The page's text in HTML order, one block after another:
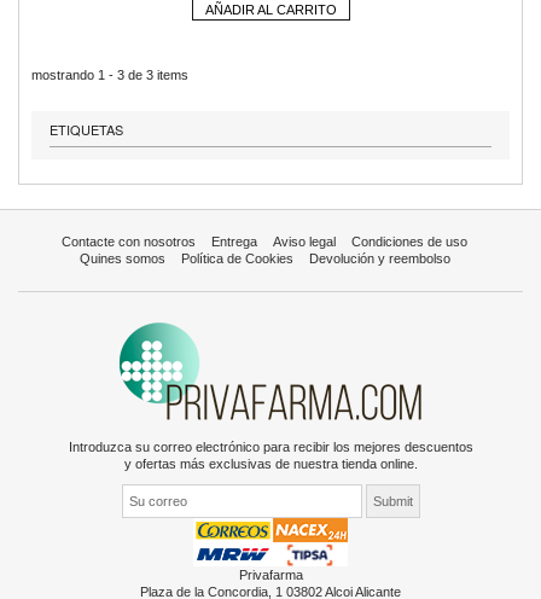
AÑADIR AL CARRITO
mostrando 1 - 3 de 3 items
ETIQUETAS
Contacte con nosotros Entrega Aviso legal
Condiciones de uso
Quines somos
Política de Cookies Devolución y reembolso
Introduzca su correo electrónico para recibir los mejores descuentos
y ofertas más exclusivas de nuestra tienda online.
Privafarma
Plaza de la Concordia, 1 03802 Alcoi Alicante